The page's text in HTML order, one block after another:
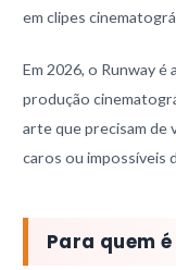
em clipes
Em 2026, o Runway
produção
arte que precisam de
caros ou impossíveis
Para quem